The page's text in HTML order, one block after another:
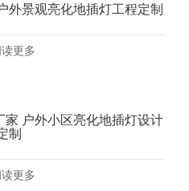
外景观亮化地插灯工程定制
更多
家 户外小区亮化地插灯设计
制
更多